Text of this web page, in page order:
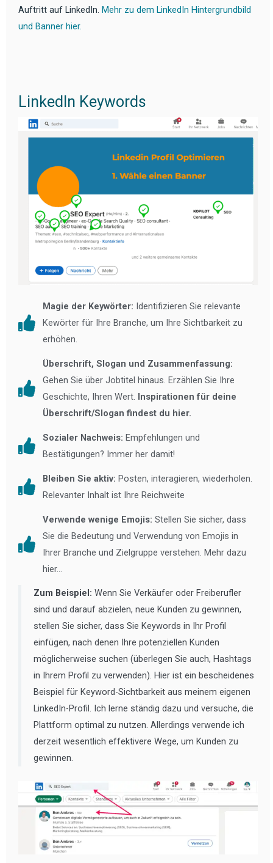
Auftritt auf LinkedIn. Mehr zu dem LinkedIn Hintergrundbild
und Banner hier.
LinkedIn Keywords
Magie der Keywörter: Identifizieren Sie relevante
Kewörter für Ihre Branche, um Ihre Sichtbarkeit zu
erhöhen.
Überschrift, Slogan und Zusammenfassung:
Gehen Sie über Jobtitel hinaus. Erzählen Sie Ihre
Geschichte, Ihren Wert. Inspirationen für deine
Überschrift/Slogan findest du hier.
Sozialer Nachweis: Empfehlungen und
Bestätigungen? Immer her damit!
Bleiben Sie aktiv: Posten, interagieren, wiederholen.
Relevanter Inhalt ist Ihre Reichweite
Verwende wenige Emojis: Stellen Sie sicher, dass
Sie die Bedeutung und Verwendung von Emojis in
Ihrer Branche und Zielgruppe verstehen. Mehr dazu
hier...
Zum Beispiel: Wenn Sie Verkäufer oder Freiberufler
sind und darauf abzielen, neue Kunden zu gewinnen,
stellen Sie sicher, dass Sie Keywords in Ihr Profil
einfügen, nach denen Ihre potenziellen Kunden
möglicherweise suchen (überlegen Sie auch, Hashtags
in Ihrem Profil zu verwenden). Hier ist ein bescheidenes
Beispiel für Keyword-Sichtbarkeit aus meinem eigenen
LinkedIn-Profil. Ich lerne ständig dazu und versuche, die
Plattform optimal zu nutzen. Allerdings verwende ich
derzeit wesentlich effektivere Wege, um Kunden zu
gewinnen.